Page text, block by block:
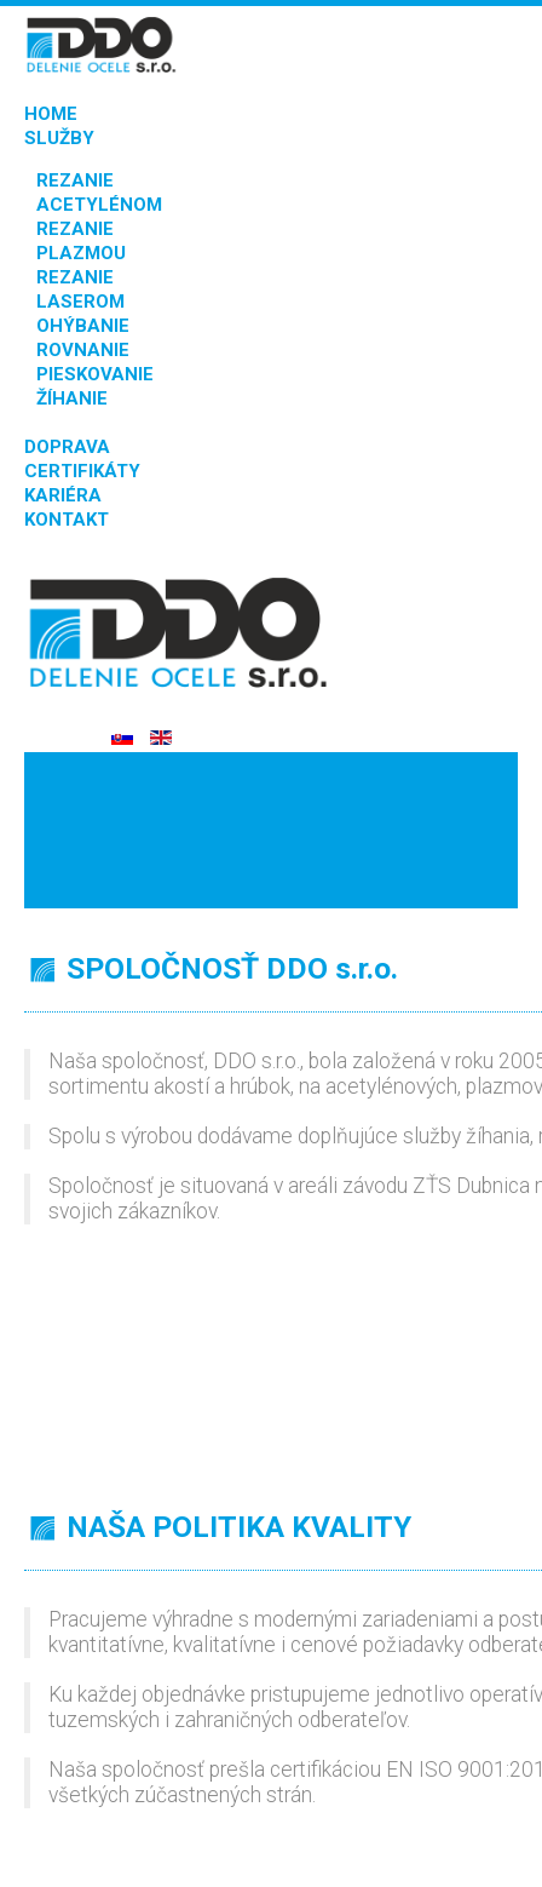
HOME
SLUŽBY
REZANIE
ACETYLÉNOM
REZANIE
PLAZMOU
REZANIE
LASEROM
OHÝBANIE
ROVNANIE
PIESKOVANIE
ŽÍHANIE
DOPRAVA
CERTIFIKÁTY
KARIÉRA
KONTAKT
SPOLOČNOSŤ DDO s.r.o.
Naša spoločnosť, DDO s.r.o., bola založená v roku
sortimentu akostí a hrúbok, na acetylénových,
Spolu s výrobou dodávame doplňujúce služby
Spoločnosť je situovaná v areáli závodu ZŤS
svojich zákazníkov.
NAŠA POLITIKA KVALITY
Pracujeme výhradne s modernými zariadeniami a
kvantitatívne, kvalitatívne i cenové požiadavky
Ku každej objednávke pristupujeme jednotlivo
tuzemských i zahraničných odberateľov.
Naša spoločnosť prešla certifikáciou EN ISO
všetkých zúčastnených strán.